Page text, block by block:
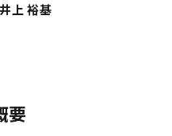
上 裕基
要